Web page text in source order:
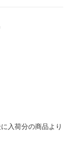
入荷分の商品より